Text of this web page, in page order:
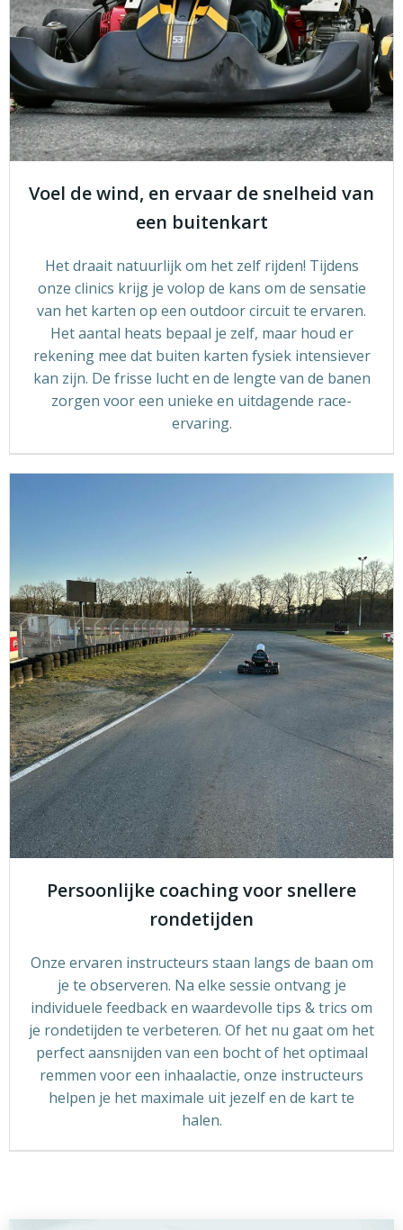
Voel de wind, en ervaar de snelheid van
een buitenkart
Het draait natuurlijk om het zelf rijden! Tijdens
onze clinics krijg je volop de kans om de sensatie
van het karten op een outdoor circuit te ervaren.
Het aantal heats bepaal je zelf, maar houd er
rekening mee dat buiten karten fysiek intensiever
kan zijn. De frisse lucht en de lengte van de banen
zorgen voor een unieke en uitdagende race-
ervaring.
Persoonlijke coaching voor snellere
rondetijden
Onze ervaren instructeurs staan langs de baan om
je te observeren. Na elke sessie ontvang je
individuele feedback en waardevolle tips & trics om
je rondetijden te verbeteren. Of het nu gaat om het
perfect aansnijden van een bocht of het optimaal
remmen voor een inhaalactie, onze instructeurs
helpen je het maximale uit jezelf en de kart te
halen.